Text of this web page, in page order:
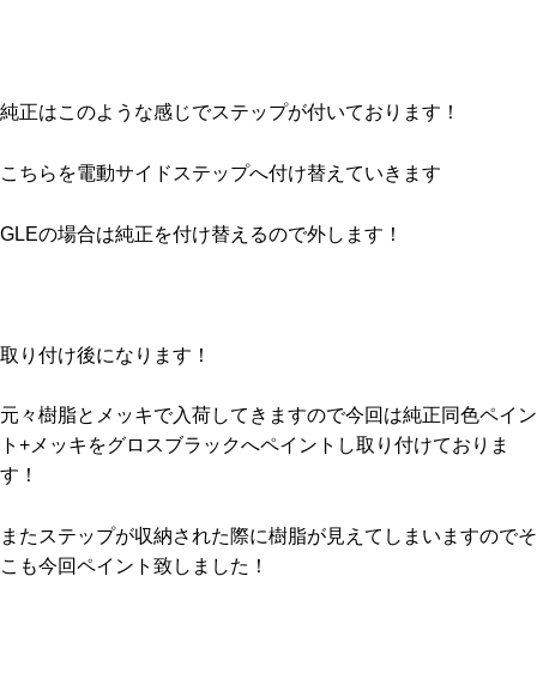
純正はこのような感じでステップが付いております！
こちらを電動サイドステップへ付け替えていきます
GLEの場合は純正を付け替えるので外します！
取り付け後になります！
元々樹脂とメッキで入荷してきますので今回は純正同色ペイン
ト+メッキをグロスブラックへペイントし取り付けておりま
す！
またステップが収納された際に樹脂が見えてしまいますのでそ
こも今回ペイント致しました！